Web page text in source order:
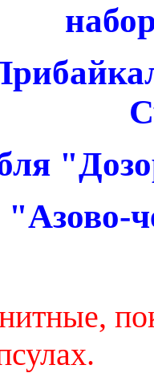
"Азово-